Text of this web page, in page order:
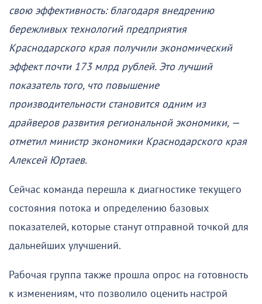
свою эффективность: благодаря внедрению
бережливых технологий предприятия
Краснодарского края получили экономический
эффект почти 173 млрд рублей. Это лучший
показатель того, что повышение
производительности становится одним из
драйверов развития региональной экономики, —
отметил министр экономики Краснодарского края
Алексей Юртаев.
Сейчас команда перешла к диагностике текущего
состояния потока и определению базовых
показателей, которые станут отправной точкой для
дальнейших улучшений.
Рабочая группа также прошла опрос на готовность
к изменениям, что позволило оценить настрой